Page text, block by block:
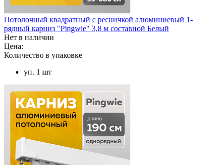
Потолочный квадратный с ресничкой алюминиевый 1-
рядный карниз "Pingwie" 3,8 м составной Белый
Нет в наличии
Цена:
Количество в упаковке
уп. 1 шт